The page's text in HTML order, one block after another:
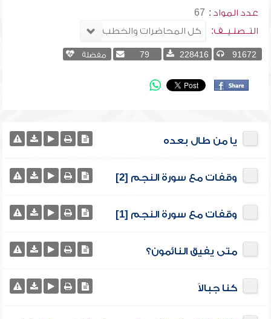
عدد المواد : 67
التــصنـيــف:
91672
228416
79 مفضلة
يا من طال بعده
وقفات مع سورة النجم [2]
وقفات مع سورة النجم [1]
متى يفيق النائمون؟
كنا جبالاً